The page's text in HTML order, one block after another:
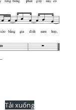
Tải xuống